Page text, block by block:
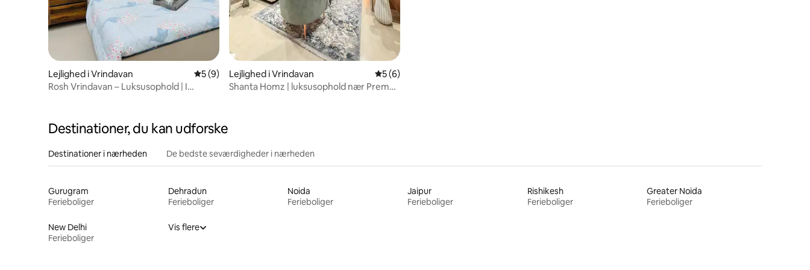
Lejlighed i Vrindavan 5 ud af 5 i gennemsnitlig bedømmelse, 9 omtaler
5 (9)
Rosh Vrindavan – Luksusophold | I
Lejlighed i Vrindavan 5 ud af 5 i gennemsnitlig bedømmelse, 6 omtaler
5 (6)
Shanta Homz | luksusophold nær Prem
Destinationer, du kan udforske
Destinationer i nærheden De bedste seværdigheder i nærheden
Gurugram
Ferieboliger
Dehradun
Ferieboliger
Noida
Ferieboliger
Jaipur
Ferieboliger
Rishikesh
Ferieboliger
Greater Noida
Ferieboliger
New Delhi
Ferieboliger
Vis flere